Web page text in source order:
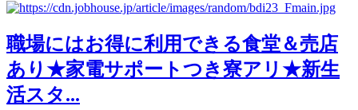
職場にはお得に利用できる食堂＆売店
あり★家電サポートつき寮アリ★新生
活スタ...